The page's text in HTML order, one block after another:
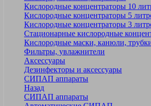
Кислородные концентраторы 10
Кислородные концентраторы 5
Кислородные концентраторы 3
Стационарные кислородные
Кислородные маски, канюли,
Фильтры, увлажнители
Аксессуары
Дезинфекторы и аксессуары
СИПАП аппараты
Назад
СИПАП аппараты